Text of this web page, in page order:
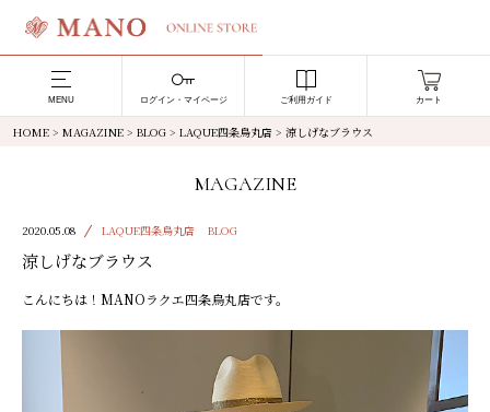
MENU ログイン・マイページ ご利用ガイド カート
HOME > MAGAZINE > BLOG > LAQUE四条烏丸店 > 涼しげなブラウス
MAGAZINE
2020.05.08 LAQUE四条烏丸店 BLOG
涼しげなブラウス
こんにちは！ MANOラクエ四条烏丸店です。